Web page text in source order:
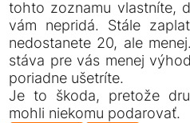
tohto zoznamu vlastníte,
vám nepridá. Stále
nedostanete 20, ale
stáva pre vás menej
poriadne ušetríte.
Je to škoda, pretože
mohli niekomu podarovať.